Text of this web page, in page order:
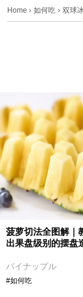
Home › 如何吃 › 双球
菠萝切法全图解｜
出果盘级别的摆盘
パイナップル
#如何吃